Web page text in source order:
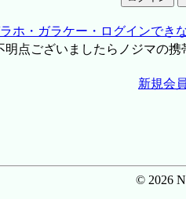
ホ・ガラケー・ログインでき
点ございましたらノジマの携
新規会
© 2026